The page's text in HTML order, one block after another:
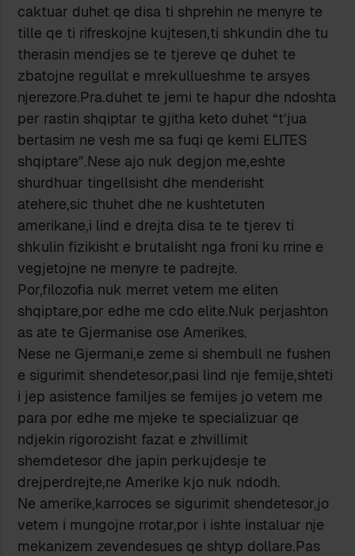
caktuar duhet qe disa ti shprehin ne menyre te
tille qe ti rifreskojne kujtesen,ti shkundin dhe tu
therasin mendjes se te tjereve qe duhet te
zbatojne regullat e mrekullueshme te arsyes
njerezore.Pra.duhet te jemi te hapur dhe ndoshta
per rastin shqiptar te gjitha keto duhet “t’jua
bertasim ne vesh me sa fuqi qe kemi ELITES
shqiptare”.Nese ajo nuk degjon me,eshte
shurdhuar tingellsisht dhe menderisht
atehere,sic thuhet dhe ne kushtetuten
amerikane,i lind e drejta disa te te tjerev ti
shkulin fizikisht e brutalisht nga froni ku rrine e
vegjetojne ne menyre te padrejte.
Por,filozofia nuk merret vetem me eliten
shqiptare,por edhe me cdo elite.Nuk perjashton
as ate te Gjermanise ose Amerikes.
Nese ne Gjermani,e zeme si shembull ne fushen
e sigurimit shendetesor,pasi lind nje femije,shteti
i jep asistence familjes se femijes jo vetem me
para por edhe me mjeke te specializuar qe
ndjekin rigorozisht fazat e zhvillimit
shemdetesor dhe japin perkujdesje te
drejperdrejte,ne Amerike kjo nuk ndodh.
Ne amerike,karroces se sigurimit shendetesor,jo
vetem i mungojne rrotar,por i ishte instaluar nje
mekanizem zevendesues qe shtyp dollare.Pas